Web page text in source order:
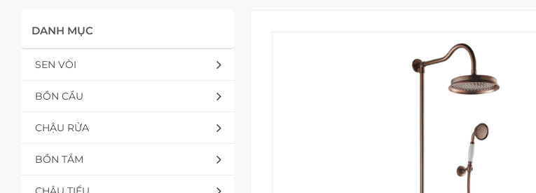
DANH MỤC
SEN VÒI
BỒN CẦU
CHẬU RỬA
BỒN TẮM